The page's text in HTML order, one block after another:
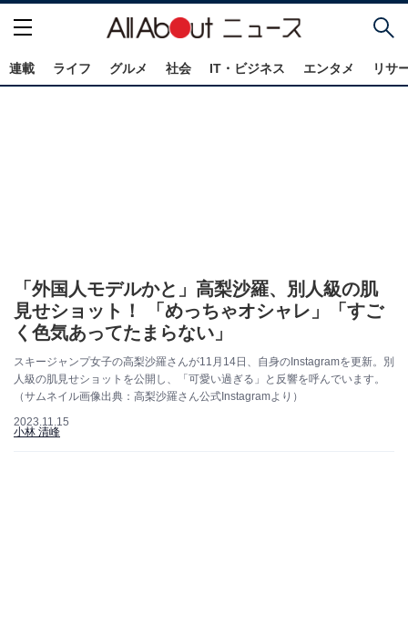
連載 ライフ グルメ 社会 IT・ビジネス エンタメ リサ
「外国人モデルかと」高梨沙羅、別人級の肌
見せショット！ 「めっちゃオシャレ」「すご
く色気あってたまらない」
スキージャンプ女子の高梨沙羅さんが11月14日、自身のInstagramを更新。別
人級の肌見せショットを公開し、「可愛い過ぎる」と反響を呼んでいます。
（サムネイル画像出典：高梨沙羅さん公式Instagramより）
2023.11.15
小林 清峰